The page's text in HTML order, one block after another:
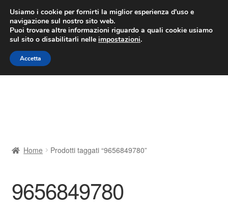
CONSEGNA da 7 EUR
Lun-Ven 9:00 - 16:00/800 580 290
Vai
alla
navigazione
Vai
al
contenuto
Contatto
Home Prodotti taggati “9656849780”
9656849780
Usiamo i cookie per fornirti la miglior esperienza d'uso e
navigazione sul nostro sito web.
Puoi trovare altre informazioni riguardo a quali cookie usiamo
sul sito o disabilitarli nelle impostazioni.
Accetta